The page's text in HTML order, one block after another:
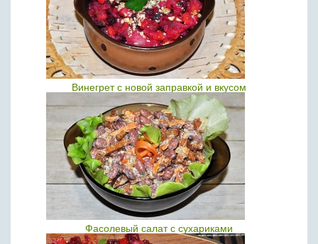
Винегрет с новой заправкой и вкусом
Фасолевый салат с сухариками